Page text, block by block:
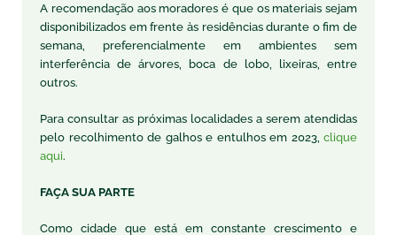
A recomendação aos moradores é que os materiais sejam
disponibilizados em frente às residências durante o fim de
semana, preferencialmente em ambientes sem
interferência de árvores, boca de lobo, lixeiras, entre
outros.
Para consultar as próximas localidades a serem atendidas
pelo recolhimento de galhos e entulhos em 2023, clique
aqui.
FAÇA SUA PARTE
Como cidade que está em constante crescimento e